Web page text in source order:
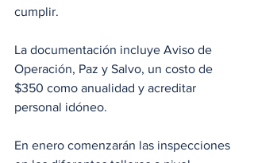
cumplir.
La documentación incluye Aviso de
Operación, Paz y Salvo, un costo de
$350 como anualidad y acreditar
personal idóneo.
En enero comenzarán las inspecciones